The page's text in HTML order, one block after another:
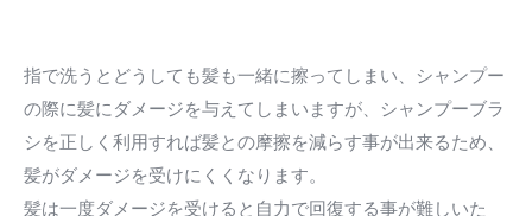
指で洗うとどうしても髪も一緒に擦ってしまい、シャンプー
の際に髪にダメージを与えてしまいますが、シャンプーブラ
シを正しく利用すれば髪との摩擦を減らす事が出来るため、
髪がダメージを受けにくくなります。
髪は一度ダメージを受けると自力で回復する事が難しいた